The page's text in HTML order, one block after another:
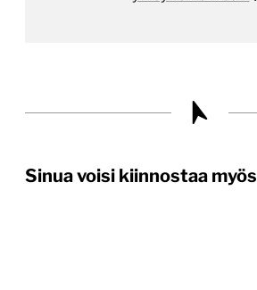
Sinua voisi kiinnostaa myös